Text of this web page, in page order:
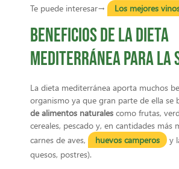
Te puede interesar→
Los mejores
Beneficios de la dieta
mediterránea para la
La dieta mediterránea aporta muchos
organismo ya que gran parte de ella se
de alimentos naturales como frutas,
cereales, pescado y, en cantidades más
carnes de aves,
huevos camperos
y
quesos, postres).